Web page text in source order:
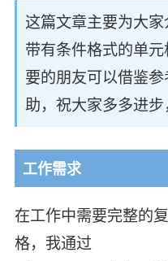
这篇文章主要为大
带有条件格式的单
要的朋友可以借鉴
助，祝大家多多进
工作需求
在工作中需要完整的
格，我通过